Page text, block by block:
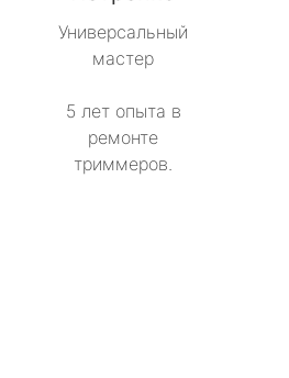
Универсальный
мастер
5 лет опыта в
ремонте
триммеров.